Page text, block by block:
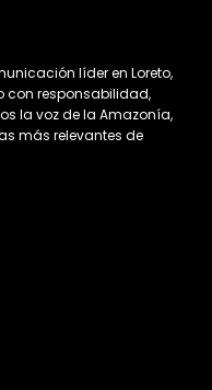
líder en Loreto,
con responsabilidad,
la voz de la Amazonía,
más relevantes de